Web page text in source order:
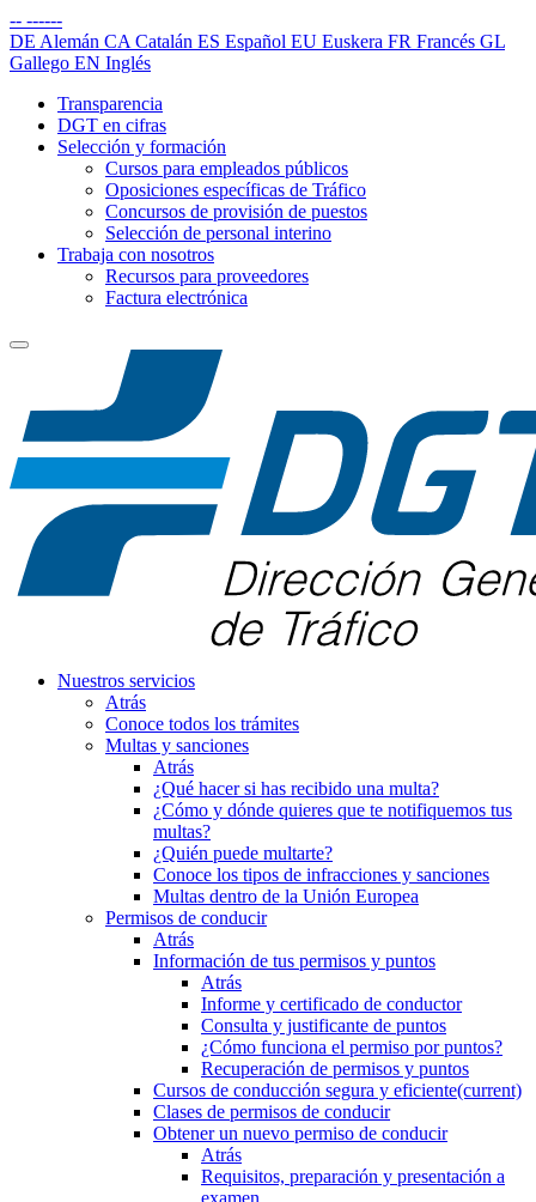
-- ------
DE Alemán CA Catalán ES Español EU Euskera FR Francés GL
Gallego EN Inglés
Transparencia
DGT en cifras
Selección y formación
Cursos para empleados públicos
Oposiciones específicas de Tráfico
Concursos de provisión de puestos
Selección de personal interino
Trabaja con nosotros
Recursos para proveedores
Factura electrónica
Nuestros servicios
Atrás
Conoce todos los trámites
Multas y sanciones
Atrás
¿Qué hacer si has recibido una multa?
¿Cómo y dónde quieres que te notifiquemos tus
multas?
¿Quién puede multarte?
Conoce los tipos de infracciones y sanciones
Multas dentro de la Unión Europea
Permisos de conducir
Atrás
Información de tus permisos y puntos
Atrás
Informe y certificado de conductor
Consulta y justificante de puntos
¿Cómo funciona el permiso por puntos?
Recuperación de permisos y puntos
Cursos de conducción segura y eficiente(current)
Clases de permisos de conducir
Obtener un nuevo permiso de conducir
Atrás
Requisitos, preparación y presentación a